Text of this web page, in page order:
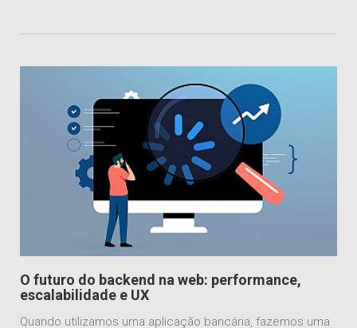
O futuro do backend na web: performance,
escalabilidade e UX
Quando utilizamos uma aplicação bancária, fazemos uma